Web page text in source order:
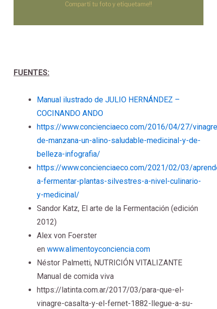
Compartí tu foto y etiquetame!!
FUENTES:
Manual ilustrado de JULIO HERNÁNDEZ –
COCINANDO ANDO
https://www.concienciaeco.com/2016/04/27/
de-manzana-un-alino-saludable-medicinal-y-de-
belleza-infografia/
https://www.concienciaeco.com/2021/02/03/
a-fermentar-plantas-silvestres-a-nivel-culinario-
y-medicinal/
Sandor Katz, El arte de la Fermentación (edición
2012)
Alex von Foerster
en www.alimentoyconciencia.com
Néstor Palmetti, NUTRICIÓN VITALIZANTE
Manual de comida viva
https://latinta.com.ar/2017/03/para-que-el-
vinagre-casalta-y-el-fernet-1882-llegue-a-su-